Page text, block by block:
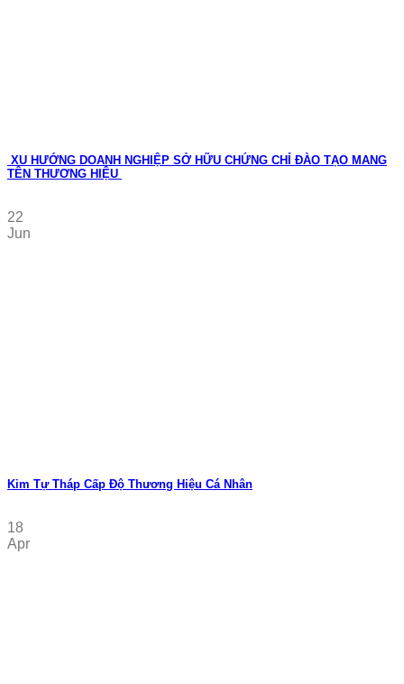
XU HƯỚNG DOANH NGHIỆP SỞ HỮU CHỨNG CHỈ ĐÀO TẠO MANG
TÊN THƯƠNG HIỆU
22
Jun
Kim Tự Tháp Cấp Độ Thương Hiệu Cá Nhân
18
Apr